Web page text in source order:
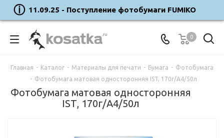
11.09.25 - Поступление фотобумаги FUMIKO
0
Главная - Каталог - Материалы для печати - Бумага - Фотобумага
- Фотобумага матовая односторонняя IST, 170г/A4/50л
Фотобумага матовая односторонняя
IST, 170г/A4/50л